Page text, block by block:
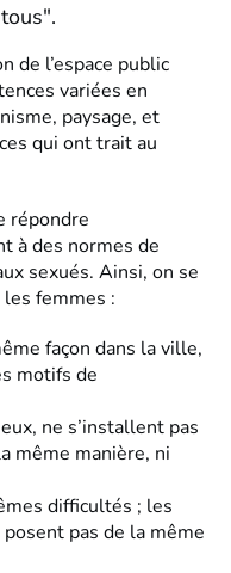
de l’espace public
variées en
paysage, et
qui ont trait au
répondre
à des normes de
sexués. Ainsi, on se
femmes :
façon dans la ville,
motifs de
ne s’installent pas
même manière, ni
difficultés ; les
pas de la même